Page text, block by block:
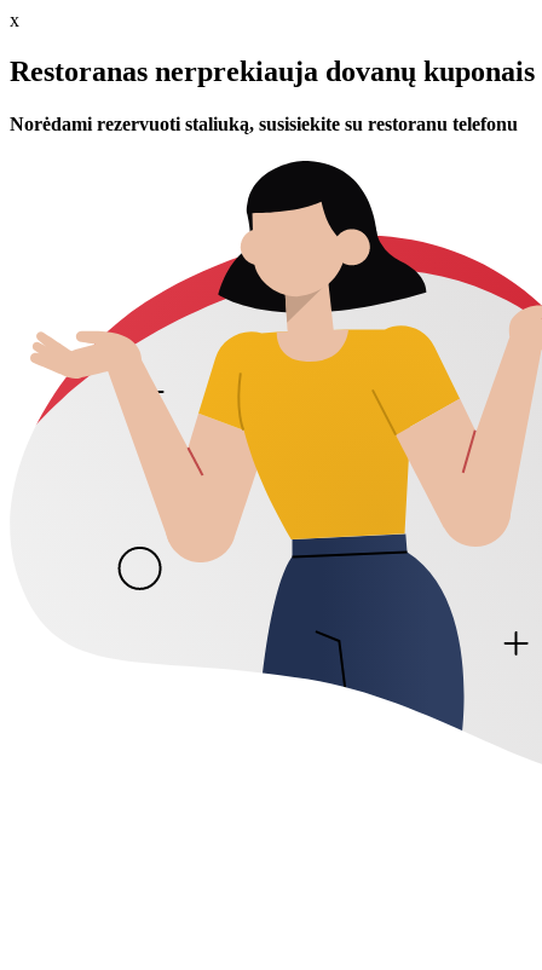
x
Restoranas nerprekiauja dovanų
Norėdami rezervuoti staliuką, susisiekite su restoranu telefonu